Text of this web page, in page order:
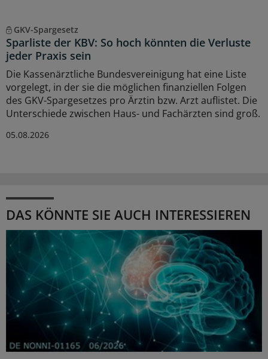
GKV-Spargesetz
Sparliste der KBV: So hoch könnten die Verluste
jeder Praxis sein
Die Kassenärztliche Bundesvereinigung hat eine Liste
vorgelegt, in der sie die möglichen finanziellen Folgen
des GKV-Spargesetzes pro Ärztin bzw. Arzt auflistet. Die
Unterschiede zwischen Haus- und Fachärzten sind groß.
05.08.2026
DAS KÖNNTE SIE AUCH INTERESSIEREN